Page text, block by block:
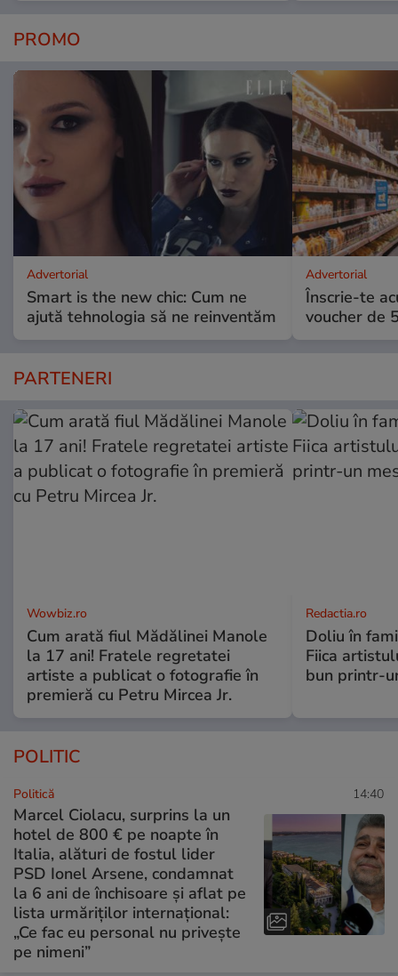
PROMO
Advertorial
Smart is the new chic: Cum ne
ajută tehnologia să ne reinventăm
Advertorial
Înscrie-te
voucher de
PARTENERI
Wowbiz.ro
Cum arată fiul Mădălinei Manole
la 17 ani! Fratele regretatei
artiste a publicat o fotografie în
premieră cu Petru Mircea Jr.
Redactia.ro
Doliu în
Fiica
bun printr-
POLITIC
Politică 14:40
Marcel Ciolacu, surprins la un
hotel de 800 € pe noapte în
Italia, alături de fostul lider
PSD Ionel Arsene, condamnat
la 6 ani de închisoare și aflat pe
lista urmăriților internațional:
„Ce fac eu personal nu privește
pe nimeni”